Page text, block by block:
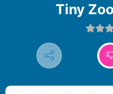
Tiny